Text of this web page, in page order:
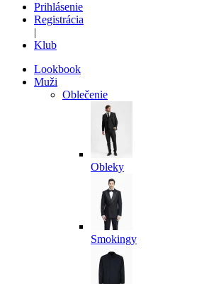
Prihlásenie
Registrácia
|
Klub
Lookbook
Muži
Oblečenie
Obleky
Smokingy